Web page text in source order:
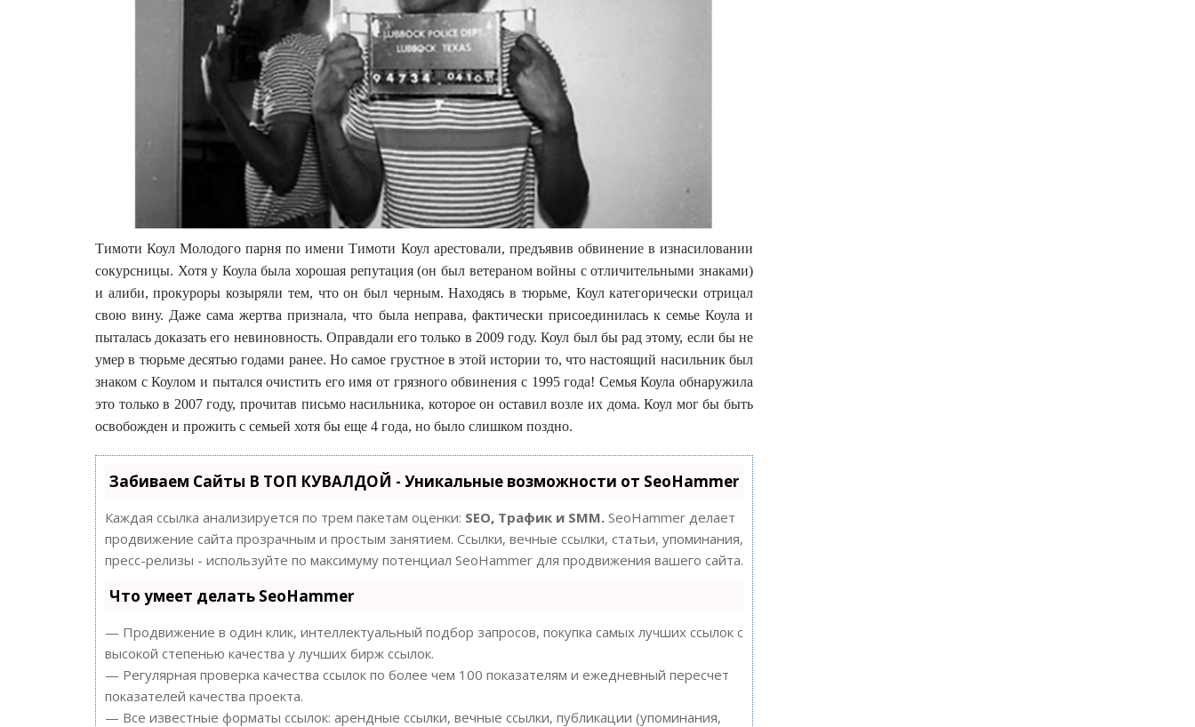
Тимоти Коул Молодого парня по имени Тимоти Коул арестовали, предъявив обвинение в изнасиловании
сокурсницы. Хотя у Коула была хорошая репутация (он был ветераном войны с отличительными знаками)
и алиби, прокуроры козыряли тем, что он был черным. Находясь в тюрьме, Коул категорически отрицал
свою вину. Даже сама жертва признала, что была неправа, фактически присоединилась к семье Коула и
пыталась доказать его невиновность. Оправдали его только в 2009 году. Коул был бы рад этому, если бы не
умер в тюрьме десятью годами ранее. Но самое грустное в этой истории то, что настоящий насильник был
знаком с Коулом и пытался очистить его имя от грязного обвинения с 1995 года! Семья Коула обнаружила
это только в 2007 году, прочитав письмо насильника, которое он оставил возле их дома. Коул мог бы быть
освобожден и прожить с семьей хотя бы еще 4 года, но было слишком поздно.
Забиваем Сайты В ТОП КУВАЛДОЙ - Уникальные возможности от SeoHammer
Каждая ссылка анализируется по трем пакетам оценки: SEO, Трафик и SMM. SeoHammer делает
продвижение сайта прозрачным и простым занятием. Ссылки, вечные ссылки, статьи, упоминания,
пресс-релизы - используйте по максимуму потенциал SeoHammer для продвижения вашего сайта.
Что умеет делать SeoHammer
— Продвижение в один клик, интеллектуальный подбор запросов, покупка самых лучших ссылок с
высокой степенью качества у лучших бирж ссылок.
— Регулярная проверка качества ссылок по более чем 100 показателям и ежедневный пересчет
показателей качества проекта.
— Все известные форматы ссылок: арендные ссылки, вечные ссылки, публикации (упоминания,